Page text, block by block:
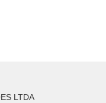
LTDA